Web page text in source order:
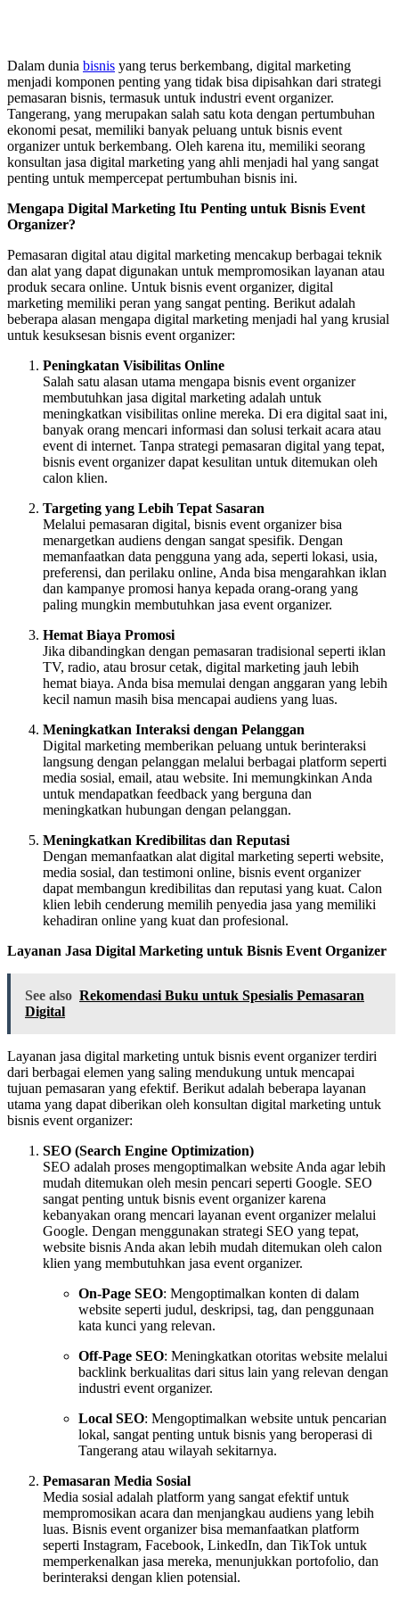
Dalam dunia bisnis yang terus berkembang, digital marketing
menjadi komponen penting yang tidak bisa dipisahkan dari strategi
pemasaran bisnis, termasuk untuk industri event organizer.
Tangerang, yang merupakan salah satu kota dengan pertumbuhan
ekonomi pesat, memiliki banyak peluang untuk bisnis event
organizer untuk berkembang. Oleh karena itu, memiliki seorang
konsultan jasa digital marketing yang ahli menjadi hal yang sangat
penting untuk mempercepat pertumbuhan bisnis ini.
Mengapa Digital Marketing Itu Penting untuk Bisnis Event
Organizer?
Pemasaran digital atau digital marketing mencakup berbagai teknik
dan alat yang dapat digunakan untuk mempromosikan layanan atau
produk secara online. Untuk bisnis event organizer, digital
marketing memiliki peran yang sangat penting. Berikut adalah
beberapa alasan mengapa digital marketing menjadi hal yang krusial
untuk kesuksesan bisnis event organizer:
Peningkatan Visibilitas Online
Salah satu alasan utama mengapa bisnis event organizer
membutuhkan jasa digital marketing adalah untuk
meningkatkan visibilitas online mereka. Di era digital saat ini,
banyak orang mencari informasi dan solusi terkait acara atau
event di internet. Tanpa strategi pemasaran digital yang tepat,
bisnis event organizer dapat kesulitan untuk ditemukan oleh
calon klien.
Targeting yang Lebih Tepat Sasaran
Melalui pemasaran digital, bisnis event organizer bisa
menargetkan audiens dengan sangat spesifik. Dengan
memanfaatkan data pengguna yang ada, seperti lokasi, usia,
preferensi, dan perilaku online, Anda bisa mengarahkan iklan
dan kampanye promosi hanya kepada orang-orang yang
paling mungkin membutuhkan jasa event organizer.
Hemat Biaya Promosi
Jika dibandingkan dengan pemasaran tradisional seperti iklan
TV, radio, atau brosur cetak, digital marketing jauh lebih
hemat biaya. Anda bisa memulai dengan anggaran yang lebih
kecil namun masih bisa mencapai audiens yang luas.
Meningkatkan Interaksi dengan Pelanggan
Digital marketing memberikan peluang untuk berinteraksi
langsung dengan pelanggan melalui berbagai platform seperti
media sosial, email, atau website. Ini memungkinkan Anda
untuk mendapatkan feedback yang berguna dan
meningkatkan hubungan dengan pelanggan.
Meningkatkan Kredibilitas dan Reputasi
Dengan memanfaatkan alat digital marketing seperti website,
media sosial, dan testimoni online, bisnis event organizer
dapat membangun kredibilitas dan reputasi yang kuat. Calon
klien lebih cenderung memilih penyedia jasa yang memiliki
kehadiran online yang kuat dan profesional.
Layanan Jasa Digital Marketing untuk Bisnis Event Organizer
See also Rekomendasi Buku untuk Spesialis Pemasaran
Digital
Layanan jasa digital marketing untuk bisnis event organizer terdiri
dari berbagai elemen yang saling mendukung untuk mencapai
tujuan pemasaran yang efektif. Berikut adalah beberapa layanan
utama yang dapat diberikan oleh konsultan digital marketing untuk
bisnis event organizer:
SEO (Search Engine Optimization)
SEO adalah proses mengoptimalkan website Anda agar lebih
mudah ditemukan oleh mesin pencari seperti Google. SEO
sangat penting untuk bisnis event organizer karena
kebanyakan orang mencari layanan event organizer melalui
Google. Dengan menggunakan strategi SEO yang tepat,
website bisnis Anda akan lebih mudah ditemukan oleh calon
klien yang membutuhkan jasa event organizer.
On-Page SEO: Mengoptimalkan konten di dalam
website seperti judul, deskripsi, tag, dan penggunaan
kata kunci yang relevan.
Off-Page SEO: Meningkatkan otoritas website melalui
backlink berkualitas dari situs lain yang relevan dengan
industri event organizer.
Local SEO: Mengoptimalkan website untuk pencarian
lokal, sangat penting untuk bisnis yang beroperasi di
Tangerang atau wilayah sekitarnya.
Pemasaran Media Sosial
Media sosial adalah platform yang sangat efektif untuk
mempromosikan acara dan menjangkau audiens yang lebih
luas. Bisnis event organizer bisa memanfaatkan platform
seperti Instagram, Facebook, LinkedIn, dan TikTok untuk
memperkenalkan jasa mereka, menunjukkan portofolio, dan
berinteraksi dengan klien potensial.